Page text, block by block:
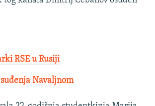
RSE u Rusiji
Navaljnom